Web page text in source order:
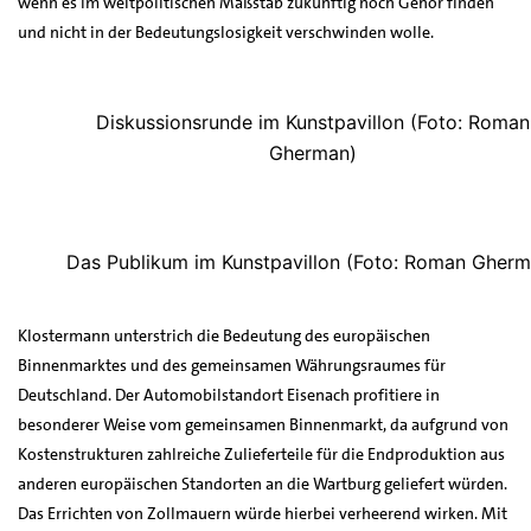
und nicht in der Bedeutungslosigkeit verschwinden wolle.
Diskussionsrunde im Kunstpavillon (Foto: Roman
Gherman)
Das Publikum im Kunstpavillon (Foto: Roman
Klostermann unterstrich die Bedeutung des europäischen
Binnenmarktes und des gemeinsamen Währungsraumes für
Deutschland. Der Automobilstandort Eisenach profitiere in
besonderer Weise vom gemeinsamen Binnenmarkt, da aufgrund von
Kostenstrukturen zahlreiche Zulieferteile für die Endproduktion aus
anderen europäischen Standorten an die Wartburg geliefert würden.
Das Errichten von Zollmauern würde hierbei verheerend wirken. Mit